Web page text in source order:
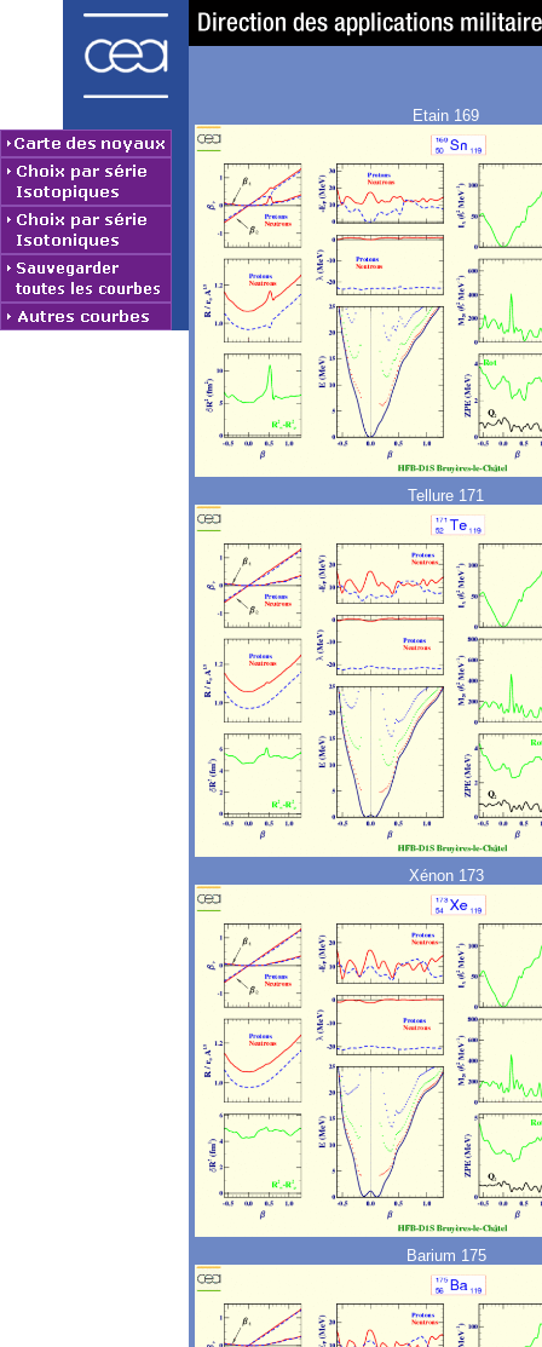
Etain 169
Tellure 171
Xénon 173
Barium 175